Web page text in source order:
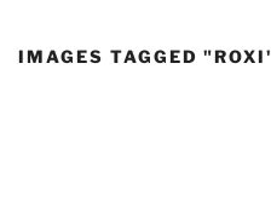
IMAGES TAGGED